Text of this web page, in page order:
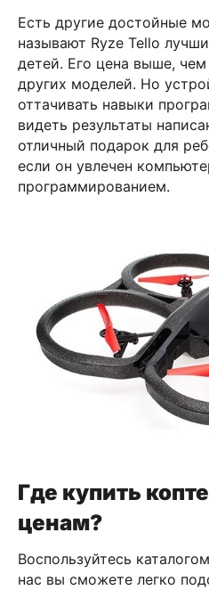
Есть другие достойные
называют Ryze Tello
детей. Его цена выше,
других моделей. Но
оттачивать навыки
видеть результаты
отличный подарок для
если он увлечен
программированием.
Где купить
ценам?
Воспользуйтесь
нас вы сможете легко